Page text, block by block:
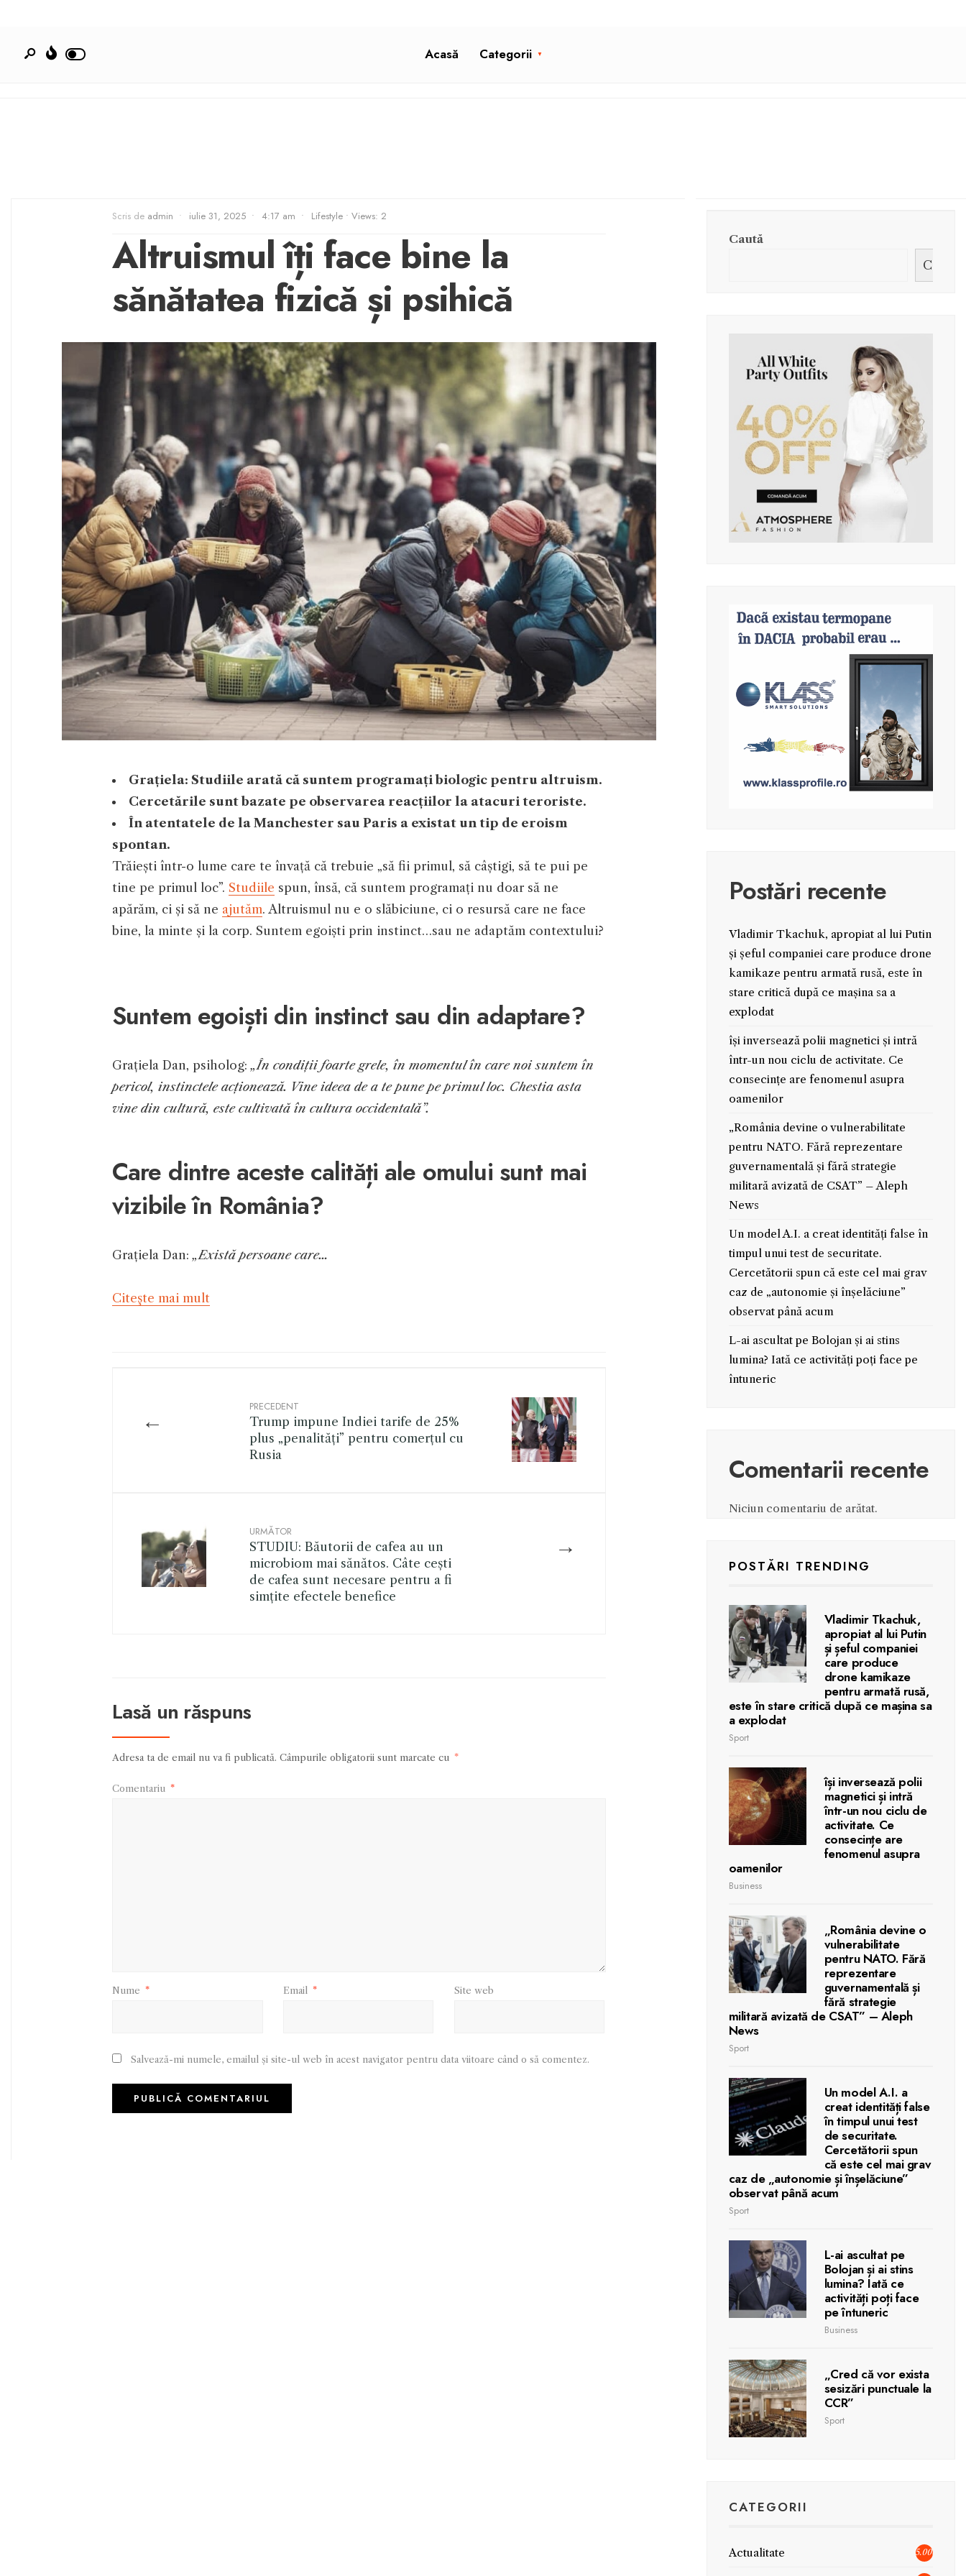
Acasă Categorii
Scris de admin • iulie 31, 2025 • 4:17 am • Lifestyle • Views: 2
Altruismul îți face bine la
sănătatea fizică și psihică
Grațiela: Studiile arată că suntem programați biologic pentru altruism.
Cercetările sunt bazate pe observarea reacțiilor la atacuri teroriste.
În atentatele de la Manchester sau Paris a existat un tip de eroism
spontan.
Trăiești într-o lume care te învață că trebuie „să fii primul, să câștigi, să te pui pe
tine pe primul loc”. Studiile spun, însă, că suntem programați nu doar să ne
apărăm, ci și să ne ajutăm. Altruismul nu e o slăbiciune, ci o resursă care ne face
bine, la minte și la corp. Suntem egoiști prin instinct…sau ne adaptăm contextului?
Suntem egoiști din instinct sau din adaptare?
Grațiela Dan, psiholog:„În condiții foarte grele, în momentul în care noi suntem în
pericol, instinctele acționează. Vine ideea de a te pune pe primul loc. Chestia asta
vine din cultură, este cultivată în cultura occidentală”.
Care dintre aceste calități ale omului sunt mai
vizibile în România?
Grațiela Dan:„Există persoane care…
Citeşte mai mult
←
PRECEDENT
Trump impune Indiei tarife de 25%
plus „penalități” pentru comerțul cu
Rusia
→
URMĂTOR
STUDIU: Băutorii de cafea au un
microbiom mai sănătos. Câte cești
de cafea sunt necesare pentru a fi
simțite efectele benefice
Lasă un răspuns
Adresa ta de email nu va fi publicată. Câmpurile obligatorii sunt marcate cu *
Comentariu *
Nume * Email * Site web
Salvează-mi numele, emailul și site-ul web în acest navigator pentru data viitoare când o să comentez.
Caută
Caută
Postări recente
Vladimir Tkachuk, apropiat al lui Putin
și șeful companiei care produce drone
kamikaze pentru armată rusă, este în
stare critică după ce mașina sa a
explodat
își inversează polii magnetici și intră
într-un nou ciclu de activitate. Ce
consecințe are fenomenul asupra
oamenilor
„România devine o vulnerabilitate
pentru NATO. Fără reprezentare
guvernamentală și fără strategie
militară avizată de CSAT” – Aleph
News
Un model A.I. a creat identități false în
timpul unui test de securitate.
Cercetătorii spun că este cel mai grav
caz de „autonomie și înșelăciune”
observat până acum
L-ai ascultat pe Bolojan și ai stins
lumina? Iată ce activități poți face pe
întuneric
Comentarii recente
Niciun comentariu de arătat.
POSTĂRI TRENDING
Vladimir Tkachuk,
apropiat al lui Putin
și șeful companiei
care produce
drone kamikaze
pentru armată rusă,
este în stare critică după ce mașina sa
a explodat
Sport
își inversează polii
magnetici și intră
într-un nou ciclu de
activitate. Ce
consecințe are
fenomenul asupra
oamenilor
Business
„România devine o
vulnerabilitate
pentru NATO. Fără
reprezentare
guvernamentală și
fără strategie
militară avizată de CSAT” – Aleph
News
Sport
Un model A.I. a
creat identități false
în timpul unui test
de securitate.
Cercetătorii spun
că este cel mai grav
caz de „autonomie și înșelăciune”
observat până acum
Sport
L-ai ascultat pe
Bolojan și ai stins
lumina? Iată ce
activități poți face
pe întuneric
Business
„Cred că vor exista
sesizări punctuale la
CCR”
Sport
CATEGORII
Actualitate 5.006